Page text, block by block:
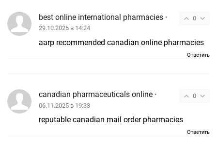
0
best online international pharmacies •
29.10.2025 в 14:24
aarp recommended canadian online pharmacies
Ответить
0
canadian pharmaceuticals online •
06.11.2025 в 19:33
reputable canadian mail order pharmacies
Ответить